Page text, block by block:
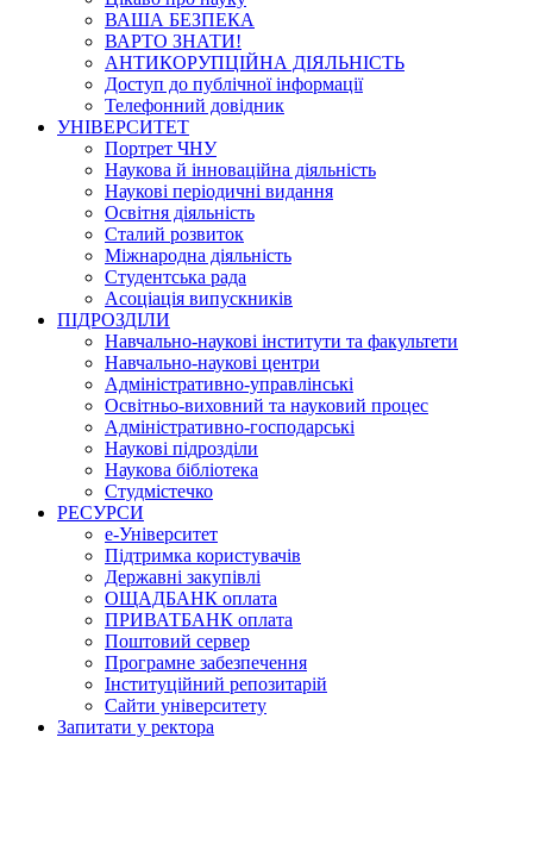
ВАША БЕЗПЕКА
ВАРТО ЗНАТИ!
АНТИКОРУПЦІЙНА ДІЯЛЬНІСТЬ
Доступ до публічної інформації
Телефонний довідник
УНІВЕРСИТЕТ
Портрет ЧНУ
Наукова й інноваційна діяльність
Наукові періодичні видання
Освітня діяльність
Сталий розвиток
Міжнародна діяльність
Студентська рада
Асоціація випускників
ПІДРОЗДІЛИ
Навчально-наукові інститути та факультети
Навчально-наукові центри
Адміністративно-управлінські
Освітньо-виховний та науковий процес
Адміністративно-господарські
Наукові підрозділи
Наукова бібліотека
Студмістечко
РЕСУРСИ
е-Університет
Підтримка користувачів
Державні закупівлі
ОЩАДБАНК оплата
ПРИВАТБАНК оплата
Поштовий сервер
Програмне забезпечення
Інституційний репозитарій
Сайти університету
Запитати у ректора